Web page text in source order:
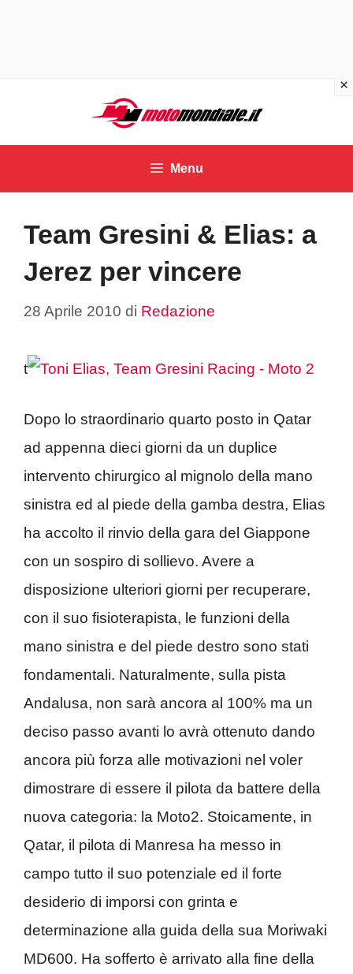
contenuto
Menu
Team Gresini & Elias: a
Jerez per vincere
28 Aprile 2010 di Redazione
t
Dopo lo straordinario quarto posto in Qatar
ad appenna dieci giorni da un duplice
intervento chirurgico al mignolo della mano
sinistra ed al piede della gamba destra, Elias
ha accolto il rinvio della gara del Giappone
con un sospiro di sollievo. Avere a
disposizione ulteriori giorni per recuperare,
con il suo fisioterapista, le funzioni della
mano sinistra e del piede destro sono stati
fondamentali. Naturalmente, sulla pista
Andalusa, non sarà ancora al 100% ma un
deciso passo avanti lo avrà ottenuto dando
ancora più forza alle motivazioni nel voler
dimostrare di essere il pilota da battere della
nuova categoria: la Moto2. Stoicamente, in
Qatar, il pilota di Manresa ha messo in
campo tutto il suo potenziale ed il forte
desiderio di imporsi con grinta e
determinazione alla guida della sua Moriwaki
MD600. Ha sofferto è arrivato alla fine della